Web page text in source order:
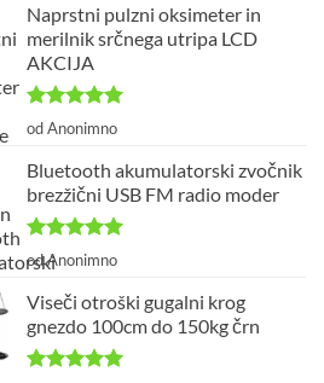
Naprstni pulzni oksimeter in
merilnik srčnega utripa LCD
AKCIJA
Ocenjeno5
od Anonimno
Bluetooth akumulatorski zvočnik
brezžični USB FM radio moder
Ocenjeno5
od 5
od Anonimno
Viseči otroški gugalni krog
gnezdo 100cm do 150kg črn